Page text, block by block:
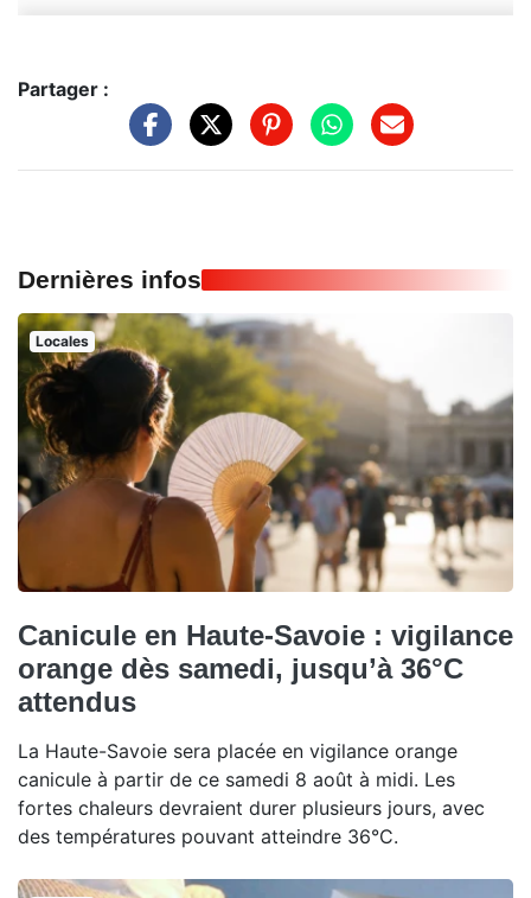
Partager :
Dernières infos
Locales
Canicule en Haute-Savoie : vigilance
orange dès samedi, jusqu’à 36°C
attendus
La Haute-Savoie sera placée en vigilance orange
canicule à partir de ce samedi 8 août à midi. Les
fortes chaleurs devraient durer plusieurs jours, avec
des températures pouvant atteindre 36°C.